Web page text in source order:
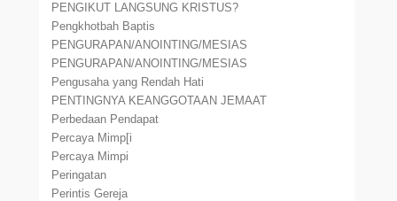
PENGIKUT LANGSUNG KRISTUS?
Pengkhotbah Baptis
PENGURAPAN/ANOINTING/MESIAS
PENGURAPAN/ANOINTING/MESIAS
Pengusaha yang Rendah Hati
PENTINGNYA KEANGGOTAAN JEMAAT
Perbedaan Pendapat
Percaya Mimp[i
Percaya Mimpi
Peringatan
Perintis Gereja